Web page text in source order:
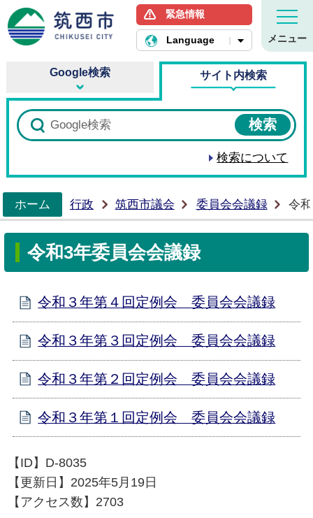
筑西市ホームページ
緊急情報
Language メニュー
Google検索 サイト内検索
検索について
ホーム
行政 筑西市議会 委員会会議録 令
令和3年委員会会議録
令和３年第４回定例会 委員会会議録
令和３年第３回定例会 委員会会議録
令和３年第２回定例会 委員会会議録
令和３年第１回定例会 委員会会議録
【ID】 D-8035
【更新日】 2025年5月19日
【アクセス数】 2703